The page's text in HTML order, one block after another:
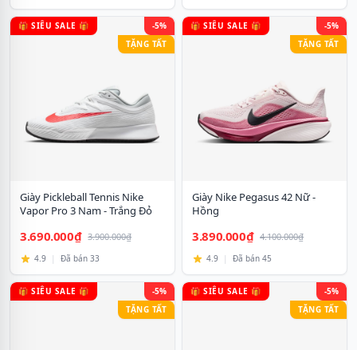
🎁 SIÊU SALE 🎁
-5%
TẶNG TẤT
Giày Pickleball Tennis Nike
Vapor Pro 3 Nam - Trắng Đỏ
3.690.000₫ 3.900.000₫
4.9 | Đã bán 33
🎁 SIÊU SALE 🎁
-5%
TẶNG TẤT
Giày Nike Pegasus 42 Nữ -
Hồng
3.890.000₫ 4.100.000₫
4.9 | Đã bán 45
🎁 SIÊU SALE 🎁
-5%
TẶNG TẤT
🎁 SIÊU SALE 🎁
-5%
TẶNG TẤT